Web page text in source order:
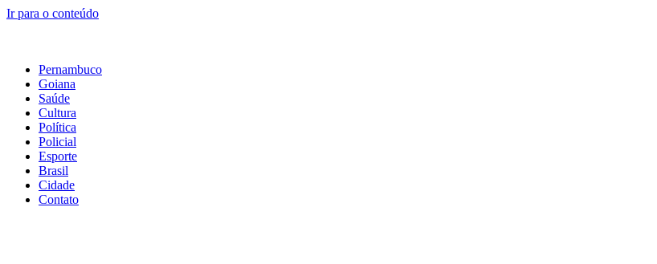
Ir para o conteúdo
Pernambuco
Goiana
Saúde
Cultura
Política
Policial
Esporte
Brasil
Cidade
Contato